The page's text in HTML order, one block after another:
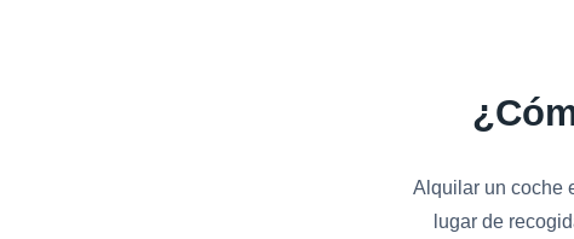
Alquilar un coche
lugar de